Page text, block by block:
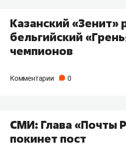
Казанский «Зенит»
бельгийский
чемпионов
Комментарии 0
СМИ: Глава «Почты
покинет пост